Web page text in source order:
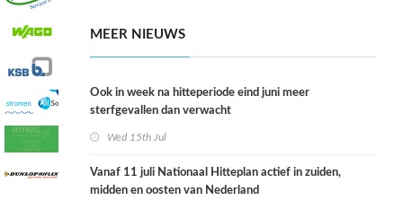
MEER NIEUWS
Ook in week na hitteperiode eind juni meer
sterfgevallen dan verwacht
Wed 15th Jul
Vanaf 11 juli Nationaal Hitteplan actief in zuiden,
midden en oosten van Nederland